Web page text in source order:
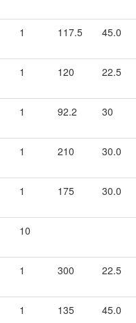
1 117.5 45.0
1 120 22.5
1 92.2 30
1 210 30.0
1 175 30.0
10
1 300 22.5
1 135 45.0